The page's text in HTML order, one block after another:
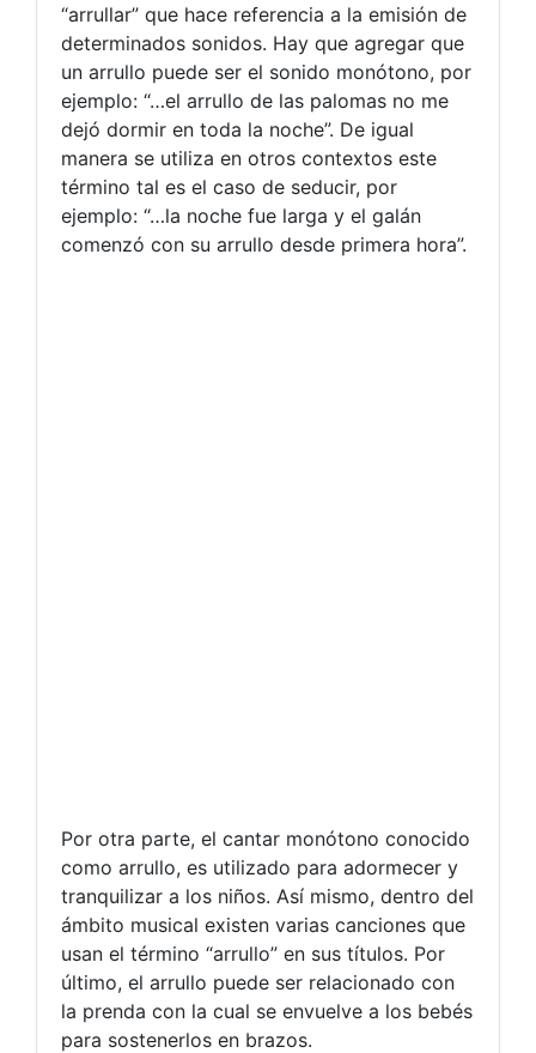
“arrullar” que hace referencia a la emisión de
determinados sonidos. Hay que agregar que
un arrullo puede ser el sonido monótono, por
ejemplo: “…el arrullo de las palomas no me
dejó dormir en toda la noche”. De igual
manera se utiliza en otros contextos este
término tal es el caso de seducir, por
ejemplo: “…la noche fue larga y el galán
comenzó con su arrullo desde primera hora”.
Por otra parte, el cantar monótono conocido
como arrullo, es utilizado para adormecer y
tranquilizar a los niños. Así mismo, dentro del
ámbito musical existen varias canciones que
usan el término “arrullo” en sus títulos. Por
último, el arrullo puede ser relacionado con
la prenda con la cual se envuelve a los bebés
para sostenerlos en brazos.